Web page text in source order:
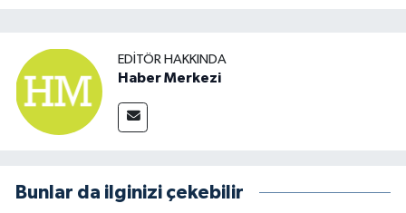
EDITÖR HAKKINDA
Haber Merkezi
Bunlar da ilginizi çekebilir